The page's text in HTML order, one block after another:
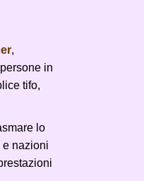
,
in
tifo,
lo
nazioni